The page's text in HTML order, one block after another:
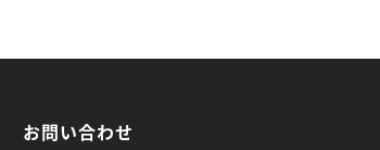
お問い合わせ